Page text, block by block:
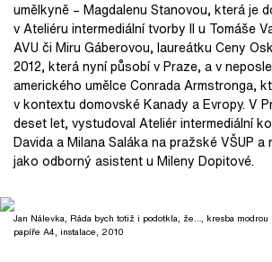
umělkyně – Magdalenu Stanovou, která je
v Ateliéru intermediální tvorby II u Tomáše
AVU či Miru Gáberovou, laureátku Ceny
2012, která nyní působí v Praze, a v
amerického umělce Conrada Armstronga,
v kontextu domovské Kanady a Evropy. V
deset let, vystudoval Ateliér intermediální
Davida a Milana Saláka na pražské VŠUP
jako odborný asistent u Mileny Dopitové.
Jan Nálevka, Ráda bych totiž i podotkla, že…, kresba modrou
papíře A4, instalace, 2010